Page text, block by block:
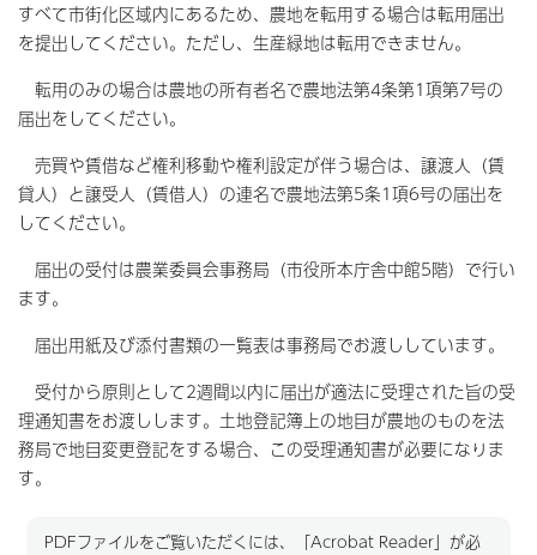
すべて市街化区域内にあるため、農地を転用する場合は転用届出
を提出してください。ただし、生産緑地は転用できません。
転用のみの場合は農地の所有者名で農地法第4条第1項第7号の
届出をしてください。
売買や賃借など権利移動や権利設定が伴う場合は、譲渡人（賃
貸人）と譲受人（賃借人）の連名で農地法第5条1項6号の届出を
してください。
届出の受付は農業委員会事務局（市役所本庁舎中館5階）で行い
ます。
届出用紙及び添付書類の一覧表は事務局でお渡ししています。
受付から原則として2週間以内に届出が適法に受理された旨の受
理通知書をお渡しします。土地登記簿上の地目が農地のものを法
務局で地目変更登記をする場合、この受理通知書が必要になりま
す。
PDFファイルをご覧いただくには、「Acrobat Reader」が必